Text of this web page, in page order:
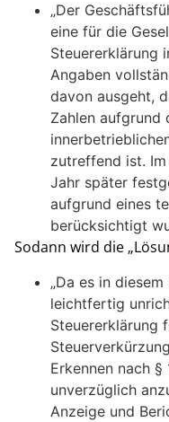
„Der
eine für die
Steuererklärung
Angaben
davon ausgeht,
Zahlen aufgrund
zutreffend ist.
Jahr später
aufgrund eines
berücksichtigt
Sodann wird die
„Da es in
leichtfertig
Steuererklärung
Erkennen nach §
unverzüglich
Anzeige und